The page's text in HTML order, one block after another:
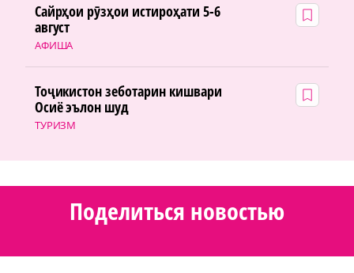
АФИША
Сайрҳои рӯзҳои истироҳати 5-6
август
ТУРИЗМ
Тоҷикистон зеботарин кишвари
Осиё эълон шуд
Поделиться новостью